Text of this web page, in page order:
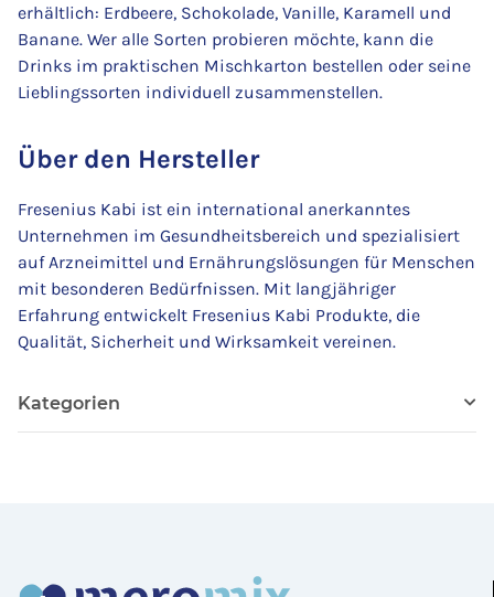
erhältlich: Erdbeere, Schokolade, Vanille, Karamell und
Banane. Wer alle Sorten probieren möchte, kann die
Drinks im praktischen Mischkarton bestellen oder seine
Lieblingssorten individuell zusammenstellen.
Über den Hersteller
Fresenius Kabi ist ein international anerkanntes
Unternehmen im Gesundheitsbereich und spezialisiert
auf Arzneimittel und Ernährungslösungen für Menschen
mit besonderen Bedürfnissen. Mit langjähriger
Erfahrung entwickelt Fresenius Kabi Produkte, die
Qualität, Sicherheit und Wirksamkeit vereinen.
Kategorien